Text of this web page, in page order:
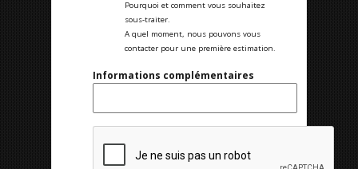
Pourquoi et comment vous souhaitez
sous-traiter.
A quel moment, nous pouvons vous
contacter pour une première estimation.
Informations complémentaires